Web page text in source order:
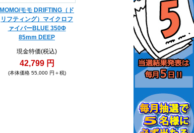
MOMO/モモ DRIFTING（ド
リフティング）マイクロフ
ァイバーBLUE 350Φ
85mm DEEP
現金特価(税込)
42,799 円
(本体価格 55,000 円＋税)